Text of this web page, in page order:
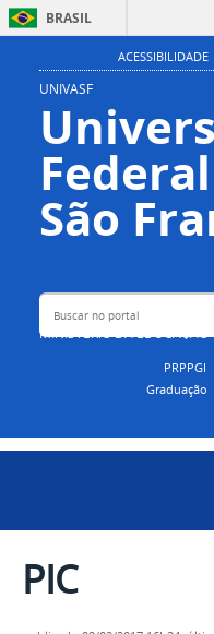
BRASIL
ACESSIBILIDADE
UNIVASF
São
MINISTÉRIO DA EDUCAÇÃO
Buscar no portal
PRPPGI
Graduação
PIC